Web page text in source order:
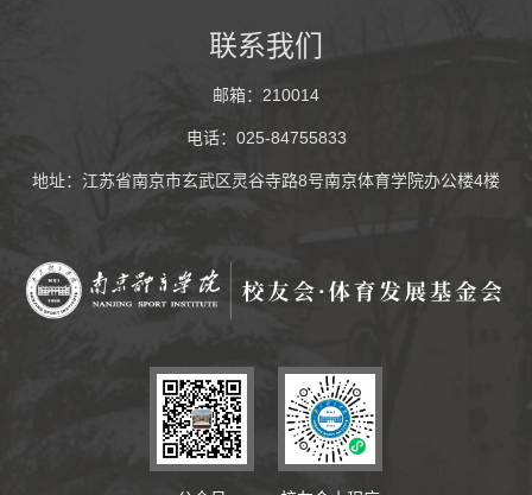
联系我们
邮箱：210014
电话：025-84755833
地址：江苏省南京市玄武区灵谷寺路8号南京体育学院办公楼4楼